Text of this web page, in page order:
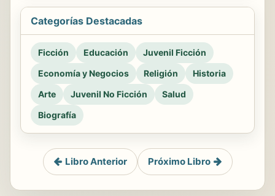
Categorías Destacadas
Ficción Educación
Juvenil Ficción
Economía y Negocios
Religión
Historia
Arte
Juvenil No Ficción
Salud
Biografía
Libro Anterior Próximo Libro